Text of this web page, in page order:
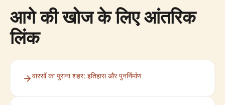
आगे की खोज के लिए आंतरिक
लिंक
वारसॉ का पुराना शहर: इतिहास और पुनर्निर्माण